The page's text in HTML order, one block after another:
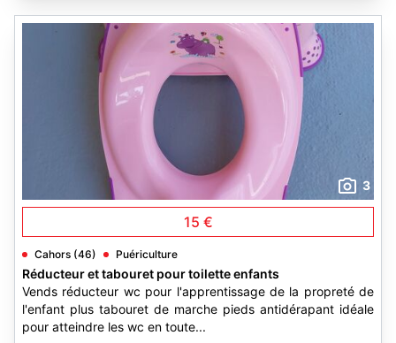
3
15 €
Cahors (46) Puériculture
Réducteur et tabouret pour toilette enfants
Vends réducteur wc pour l'apprentissage de la propreté de
l'enfant plus tabouret de marche pieds antidérapant idéale
pour atteindre les wc en toute...